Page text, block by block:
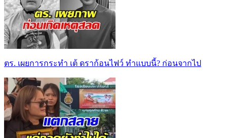
ตร. เผยการกระทำ เต้ ดราก้อนไฟว์ ทำแบบนี้? ก่อนจากไป